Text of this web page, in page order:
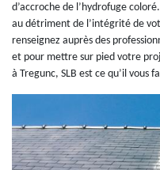
d’accroche de l’hydrofuge
au détriment de l’intégrité de
renseignez auprès des
et pour mettre sur pied votre
à Tregunc, SLB est ce qu’il vous